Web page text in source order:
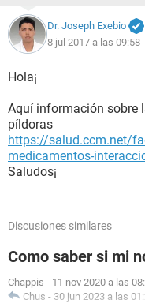
Dr. Joseph Exebio
8 jul 2017 a las 09:58
Hola¡
Aquí información sobre
píldoras
https://salud.ccm.net/
medicamentos-
Saludos¡
Discusiones similares
Como saber si mi
Chappis - 11 nov 2020 a las
Chus - 30 jun 2023 a las